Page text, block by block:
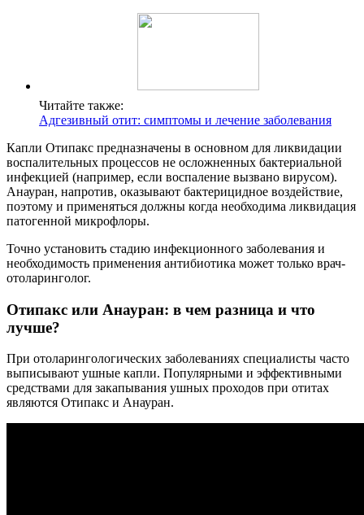
Читайте также:
Адгезивный отит: симптомы и лечение заболевания
Капли Отипакс предназначены в основном для ликвидации
воспалительных процессов не осложненных бактериальной
инфекцией (например, если воспаление вызвано вирусом).
Анауран, напротив, оказывают бактерицидное воздействие,
поэтому и применяться должны когда необходима ликвидация
патогенной микрофлоры.
Точно установить стадию инфекционного заболевания и
необходимость применения антибиотика может только врач-
отоларинголог.
Отипакс или Анауран: в чем разница и что
лучше?
При отоларингологических заболеваниях специалисты часто
выписывают ушные капли. Популярными и эффективными
средствами для закапывания ушных проходов при отитах
являются Отипакс и Анауран.